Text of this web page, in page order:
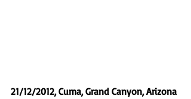
21/12/2012, Cuma, Grand Canyon, Arizona